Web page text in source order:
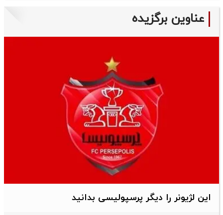
عناوین برگزیده
این لژیونر را دیگر پرسپولیسی بدانید